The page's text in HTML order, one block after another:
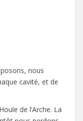
nous
cavité, et de
de l’Arche. La